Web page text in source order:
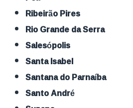
Ribeirão Pires
Rio Grande da Serra
Salesópolis
Santa Isabel
Santana do Parnaíba
Santo André